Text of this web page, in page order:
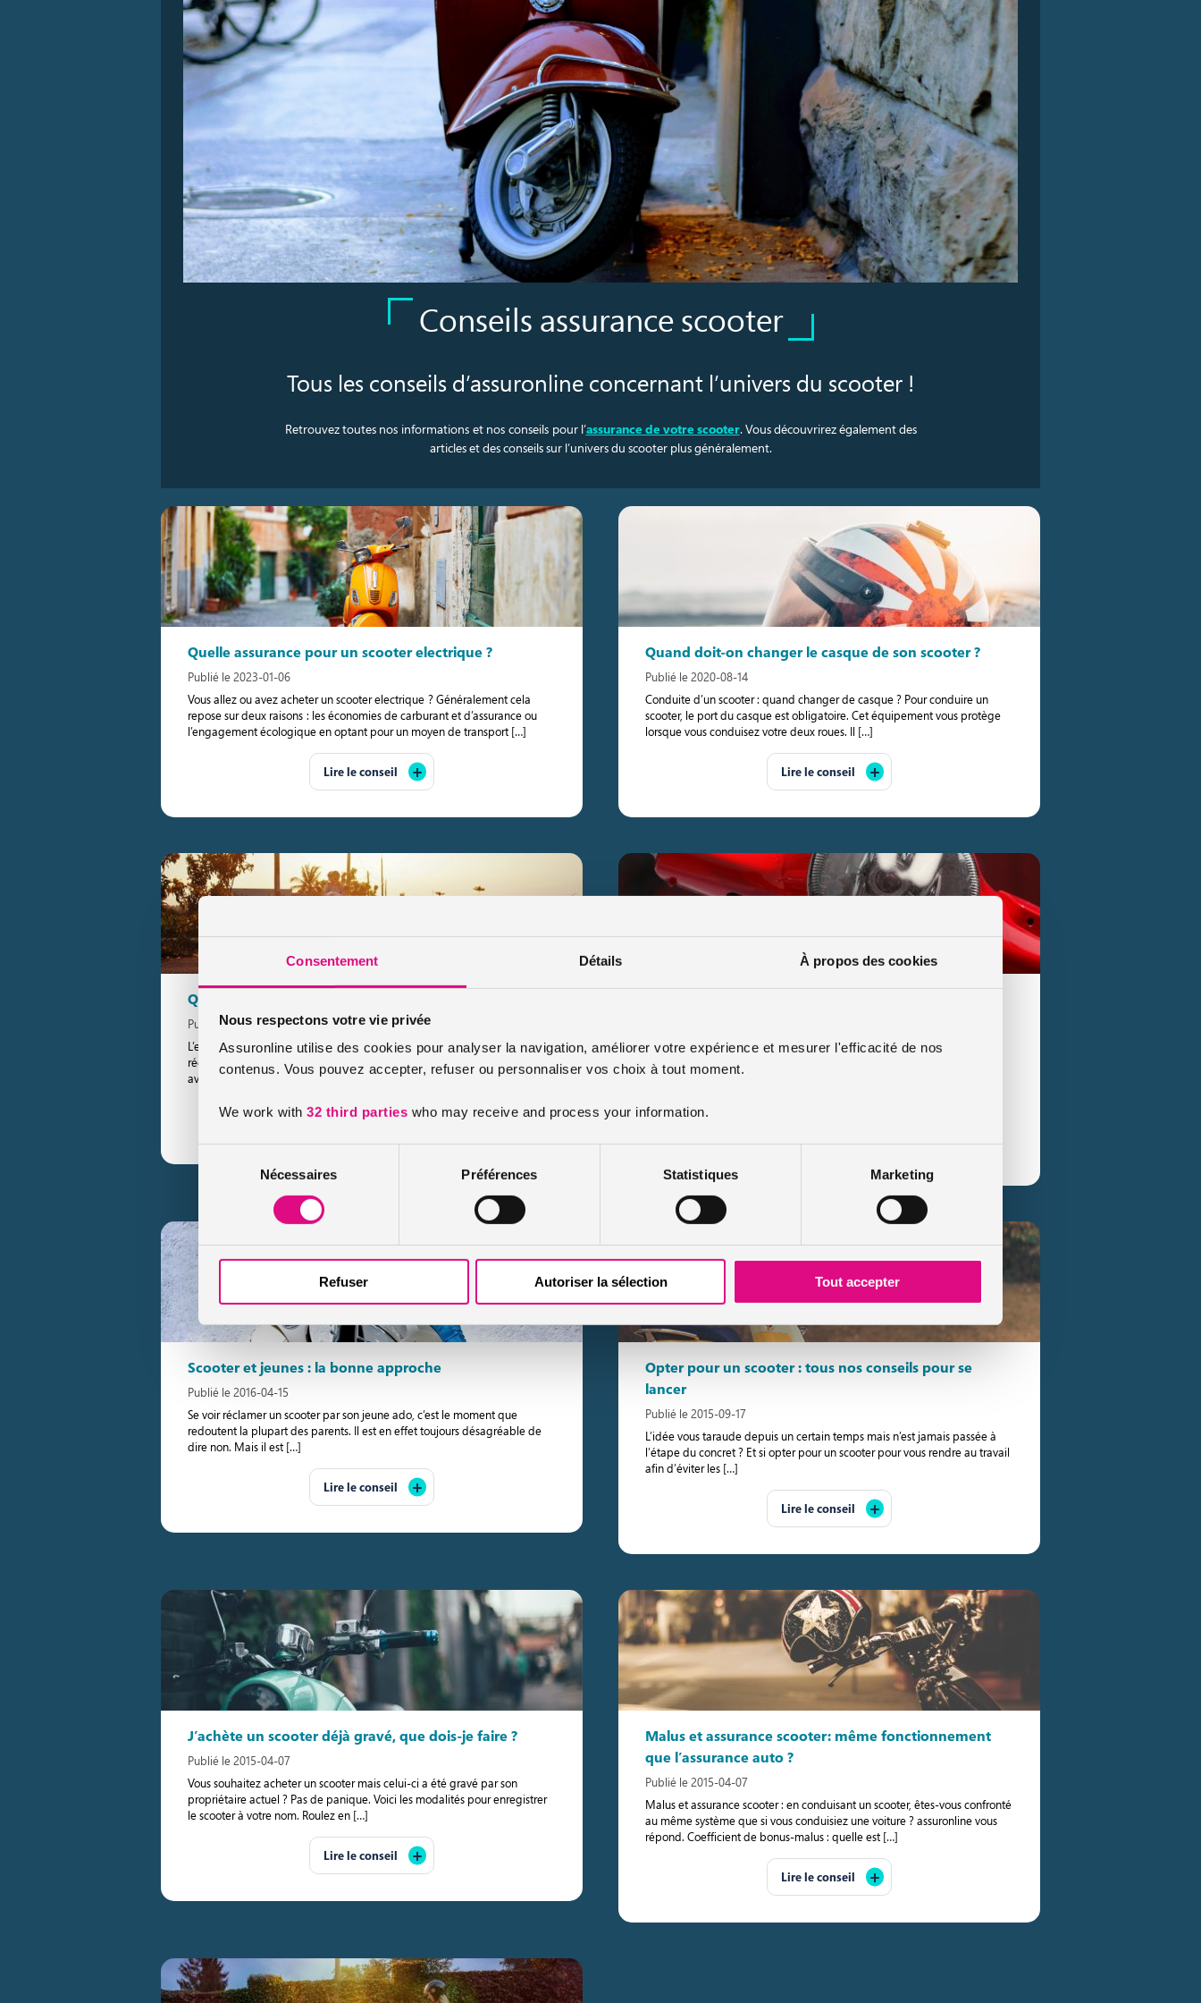
Consentement Détails À propos des cookies
Nous respectons votre vie privée
Assuronline utilise des cookies pour analyser la navigation, améliorer votre expérience et mesurer l'efficacité de nos
contenus. Vous pouvez accepter, refuser ou personnaliser vos choix à tout moment.
We work with 32 third parties who may receive and process your information.
consentement
Nécessaires Préférences Statistiques Marketing
Refuser Autoriser la sélection Tout accepter
Conseils assurance scooter
Tous les conseils d’assuronline concernant l’univers du scooter !
Retrouvez toutes nos informations et nos conseils pour l’assurance de votre scooter. Vous découvrirez également des
articles et des conseils sur l’univers du scooter plus généralement.
Quelle assurance pour un scooter electrique ?
Publié le 2023-01-06
Vous allez ou avez acheter un scooter electrique ? Généralement cela
repose sur deux raisons : les économies de carburant et d’assurance ou
l’engagement écologique en optant pour un moyen de transport […]
Lire le conseil
Quand doit-on changer le casque de son scooter ?
Publié le 2020-08-14
Conduite d’un scooter : quand changer de casque ? Pour conduire un
scooter, le port du casque est obligatoire. Cet équipement vous protège
lorsque vous conduisez votre deux roues. Il […]
Lire le conseil
Quelques conseils pour bien choisir son scooter
Publié le 2020-08-14
L’envie de sillonner la ville en scooter et d’éviter ainsi les embouteillages et
réduire votre temps de trajet vous travaille depuis quelques temps. Vous
avez décidé qu’il était temps de […]
Lire le conseil
Publié le 2019-04-07
Vous venez d’obtenir votre permis de conduire de catégorie B ? Une
Lire le conseil
Scooter et jeunes : la bonne approche
Publié le 2016-04-15
Se voir réclamer un scooter par son jeune ado, c’est le moment que
redoutent la plupart des parents. Il est en effet toujours désagréable de
dire non. Mais il est […]
Lire le conseil
Opter pour un scooter : tous nos conseils pour se
lancer
Publié le 2015-09-17
L’idée vous taraude depuis un certain temps mais n’est jamais passée à
l’étape du concret ? Et si opter pour un scooter pour vous rendre au travail
afin d’éviter les […]
Lire le conseil
J’achète un scooter déjà gravé, que dois-je faire ?
Publié le 2015-04-07
Vous souhaitez acheter un scooter mais celui-ci a été gravé par son
propriétaire actuel ? Pas de panique. Voici les modalités pour enregistrer
le scooter à votre nom. Roulez en […]
Lire le conseil
Malus et assurance scooter: même fonctionnement
que l’assurance auto ?
Publié le 2015-04-07
Malus et assurance scooter : en conduisant un scooter, êtes-vous confronté
au même système que si vous conduisiez une voiture ? assuronline vous
répond. Coefficient de bonus-malus : quelle est […]
Lire le conseil